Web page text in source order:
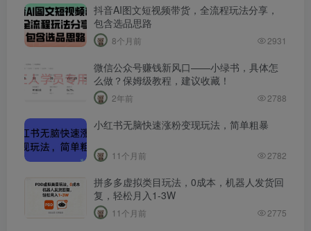
抖音AI图文短视频带货，全流程玩法分享，
包含选品思路
8个月前 2931
微信公众号赚钱新风口——小绿书，具体怎
么做？保姆级教程，建议收藏！
2年前 2788
小红书无脑快速涨粉变现玩法，简单粗暴
11个月前 2782
拼多多虚拟类目玩法，0成本，机器人发货回
复，轻松月入1-3W
11个月前 2775